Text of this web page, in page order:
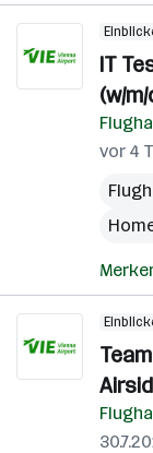
IT
(w/m/
vor 4